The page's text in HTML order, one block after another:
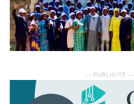
― PUBLICITE ―